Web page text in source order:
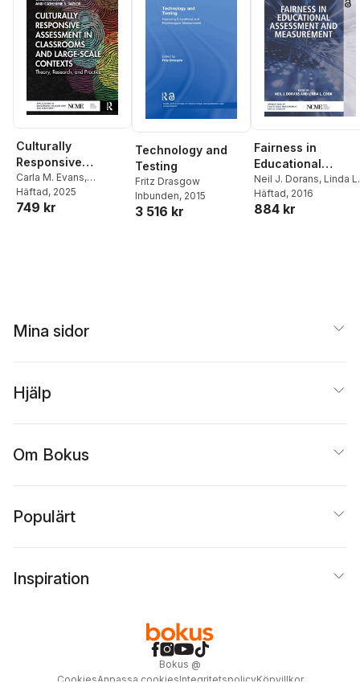
Culturally
Responsive
Assessment in
Classrooms and
Large-Scale
Carla M. Evans,
Catherine S. Taylor
Häftad, 2025
749 kr
Technology and
Testing
Fritz Drasgow
Inbunden, 2015
3 516 kr
Fairness in
Educational
Assessment and
Measurement
Neil J. Dorans, Linda L.
Cook
Häftad, 2016
884 kr
Mina sidor
Hjälp
Om Bokus
Populärt
Inspiration
Bokus @
CookiesAnpassa cookiesIntegritetspolicyKöpvillkor